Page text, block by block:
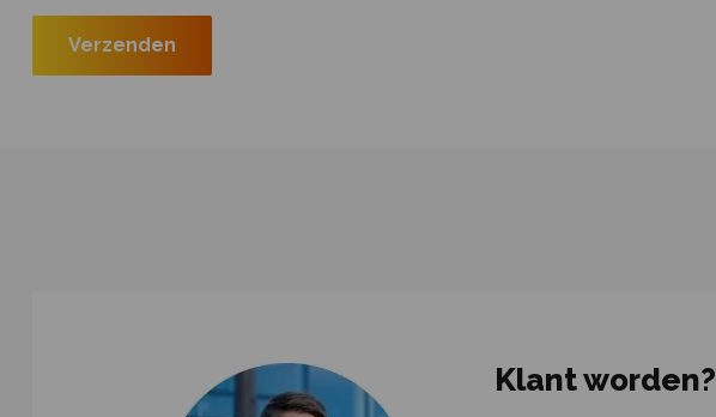
Klant worden?